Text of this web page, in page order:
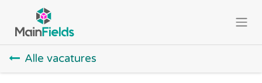
Overslaan naar inhoud
Alle vacatures